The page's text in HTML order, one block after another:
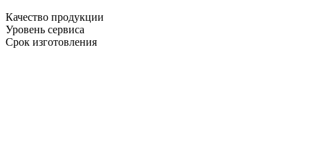
Качество продукции
Уровень сервиса
Срок изготовления